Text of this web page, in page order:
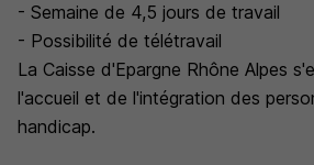
- Semaine de 4,5 jours de travail
- Possibilité de télétravail
La Caisse d'Epargne Rhône Alpes
l'accueil et de l'intégration des
handicap.